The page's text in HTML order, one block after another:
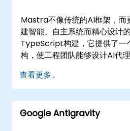
您的本地咨询合作伙伴
直接映射到您的企业系统中。
人员和架构师通过我们的交互
环境，在经验丰富的专家指导
AgentCore的功能。对于在或
进行的线下参与，我们为您提
空间，确保您的团队能够在其
设计和优化其代理系统。 该服
AgentCore，我们的咨询路径
的关键转变。我们为您的技术
性、上下文感知和工具支持的
Mastra不像传统的AI框架，而
建智能、自主系统而精心设计
TypeScript构建，它提供了一
构，使工程团队能够设计AI代
流。我们帮助企业利用这种结
辑转化为可靠、可扩展的自主
满足企业级工程的严谨性。 我
导您的组织深入了解Mastra引
查看更多...
Google Antigravity